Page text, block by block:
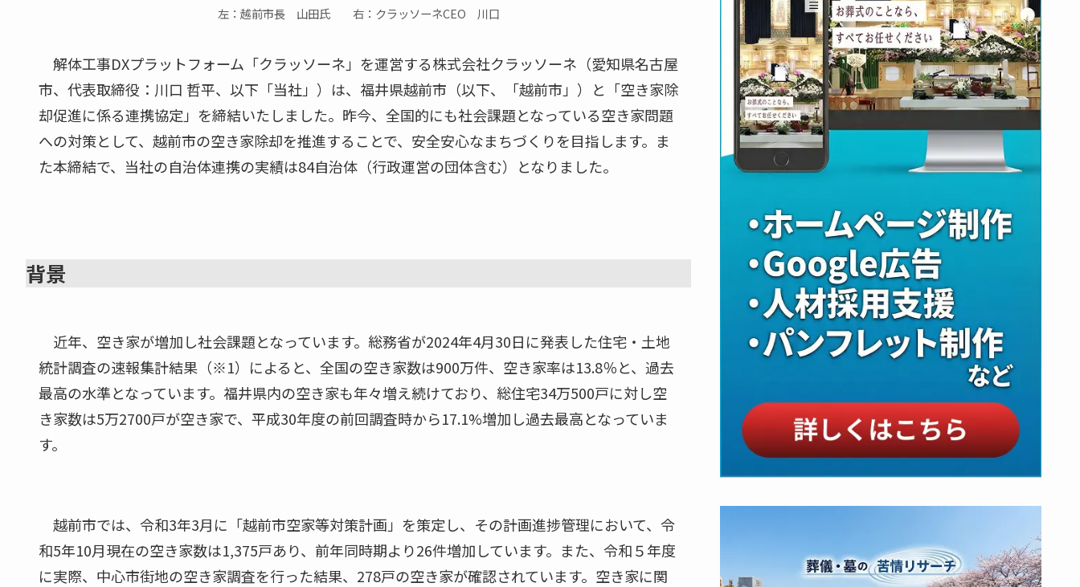
左：越前市長 山田氏 右：クラッソーネCEO 川口
解体工事DXプラットフォーム「クラッソーネ」を運営する株式会社クラッソーネ（愛知県名古屋
市、代表取締役：川口 哲平、以下「当社」）は、福井県越前市（以下、「越前市」）と「空き家除
却促進に係る連携協定」を締結いたしました。昨今、全国的にも社会課題となっている空き家問題
への対策として、越前市の空き家除却を推進することで、安全安心なまちづくりを目指します。ま
た本締結で、当社の自治体連携の実績は84自治体（行政運営の団体含む）となりました。
背景
近年、空き家が増加し社会課題となっています。総務省が2024年4月30日に発表した住宅・土地
統計調査の速報集計結果（※1）によると、全国の空き家数は900万件、空き家率は13.8％と、過去
最高の水準となっています。福井県内の空き家も年々増え続けており、総住宅⁩34万500戸に対し空
き家数は5万2700戸が空き家で、平成30年度の前回調査時から17.1%増加し過去最高となっていま
す。
越前市では、令和3年3月に「越前市空家等対策計画」を策定し、その計画進捗管理において、令
和5年10月現在の空き家数は1,375⁩戸あり、前年同時期より26件増加しています。また、令和５年度
に実際、中心市街地の空き家調査を行った結果、278戸の空き家が確認されています。空き家に関